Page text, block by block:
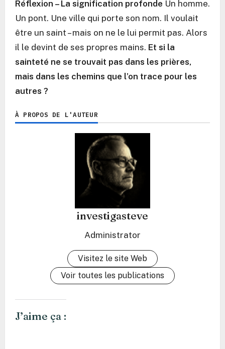
Réflexion – La signification profonde Un homme.
Un pont. Une ville qui porte son nom. Il voulait
être un saint – mais on ne le lui permit pas. Alors
il le devint de ses propres mains. Et si la
sainteté ne se trouvait pas dans les prières,
mais dans les chemins que l’on trace pour les
autres ?
À PROPOS DE L'AUTEUR
investigasteve
Administrator
Visitez le site Web
Voir toutes les publications
J’aime ça :